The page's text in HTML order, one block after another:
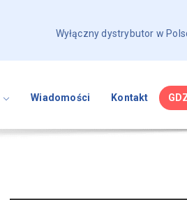
Wyłączny dystrybutor w
Wiadomości Kontakt